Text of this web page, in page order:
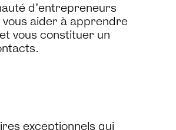
d’entrepreneurs
vous aider à apprendre
vous constituer un
exceptionnels qui